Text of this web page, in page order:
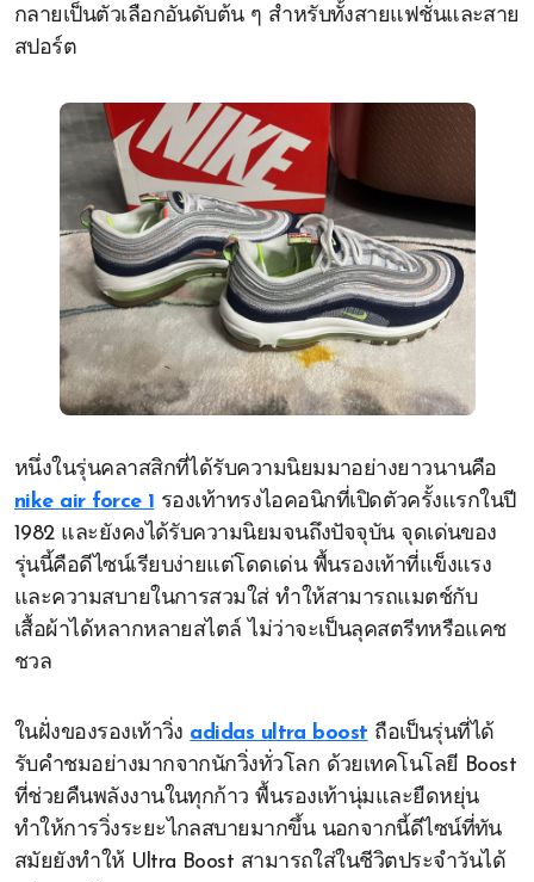
กลายเป็นตัวเลือกอันดับต้น ๆ สำหรับทั้งสายแฟชั่นและสาย
สปอร์ต
หนึ่งในรุ่นคลาสสิกที่ได้รับความนิยมมาอย่างยาวนานคือ
nike air force 1 รองเท้าทรงไอคอนิกที่เปิดตัวครั้งแรกในปี
1982 และยังคงได้รับความนิยมจนถึงปัจจุบัน จุดเด่นของ
รุ่นนี้คือดีไซน์เรียบง่ายแต่โดดเด่น พื้นรองเท้าที่แข็งแรง
และความสบายในการสวมใส่ ทำให้สามารถแมตช์กับ
เสื้อผ้าได้หลากหลายสไตล์ ไม่ว่าจะเป็นลุคสตรีทหรือแคช
ชวล
ในฝั่งของรองเท้าวิ่ง adidas ultra boost ถือเป็นรุ่นที่ได้
รับคำชมอย่างมากจากนักวิ่งทั่วโลก ด้วยเทคโนโลยี Boost
ที่ช่วยคืนพลังงานในทุกก้าว พื้นรองเท้านุ่มและยืดหยุ่น
ทำให้การวิ่งระยะไกลสบายมากขึ้น นอกจากนี้ดีไซน์ที่ทัน
สมัยยังทำให้ Ultra Boost สามารถใส่ในชีวิตประจำวันได้